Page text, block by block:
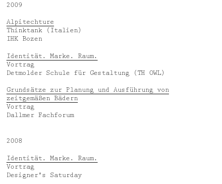
2009
Alpitechture
Thinktank (Italien)
IHK Bozen
Identität. Marke. Raum.
Vortrag
Detmolder Schule für Gestaltung (TH OWL)
Grundsätze zur Planung und Ausführung von
zeitgemäßen Bädern
Vortrag
Dallmer Fachforum
2008
Identität. Marke. Raum.
Vortrag
Designer's Saturday